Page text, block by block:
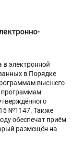
электронной
в Порядке
высшего
программам
№1147. Также
обеспечат приём
размещён на